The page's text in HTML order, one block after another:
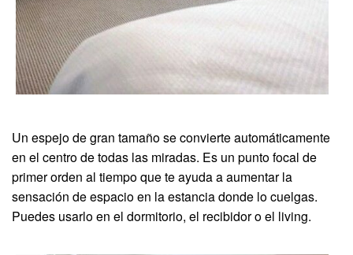
Un espejo de gran tamaño se convierte automáticamente
en el centro de todas las miradas. Es un punto focal de
primer orden al tiempo que te ayuda a aumentar la
sensación de espacio en la estancia donde lo cuelgas.
Puedes usarlo en el dormitorio, el recibidor o el living.